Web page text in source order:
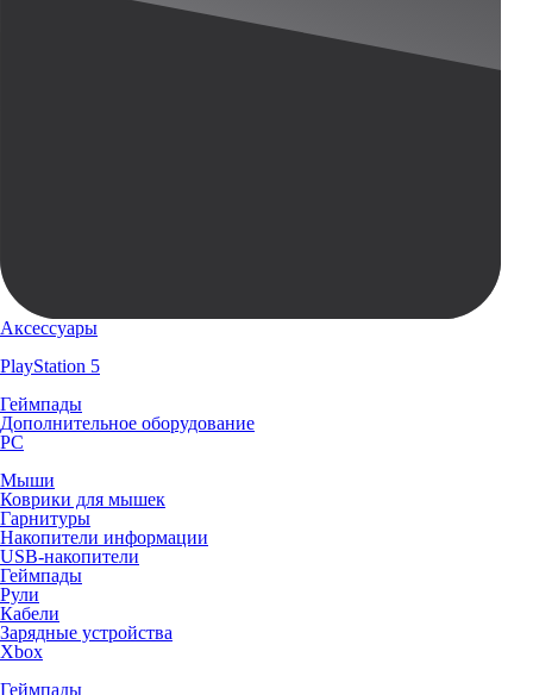
Аксессуары
PlayStation 5
Геймпады
Дополнительное оборудование
PC
Мыши
Коврики для мышек
Гарнитуры
Накопители информации
USB-накопители
Геймпады
Рули
Кабели
Зарядные устройства
Xbox
Геймпады